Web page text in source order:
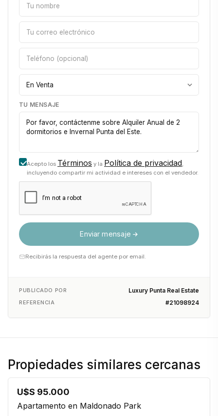
TU MENSAJE
Acepto los Términos y la Política de privacidad,
incluyendo compartir mi actividad e intereses con el vendedor.
Enviar mensaje
Recibirás la respuesta del agente por email.
PUBLICADO POR Luxury Punta Real Estate
REFERENCIA #21098924
Propiedades similares cercanas
U$S 95.000
Apartamento en Maldonado Park